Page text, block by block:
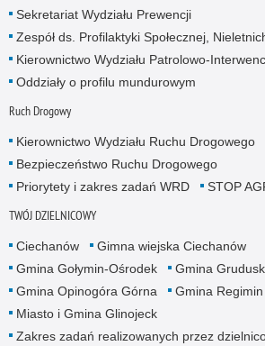
Sekretariat Wydziału Prewencji
Zespół ds. Profilaktyki Społecznej,
Kierownictwo Wydziału Patrolowo-
Oddziały o profilu mundurowym
Ruch Drogowy
Kierownictwo Wydziału Ruchu Drogowego
Bezpieczeństwo Ruchu Drogowego
Priorytety i zakres zadań WRD
STOP
TWÓJ DZIELNICOWY
Ciechanów
Gimna wiejska Ciechanów
Gmina Gołymin-Ośrodek
Gmina Grudusk
Gmina Opinogóra Górna
Gmina Regimin
Miasto i Gmina Glinojeck
Zakres zadań realizowanych przez